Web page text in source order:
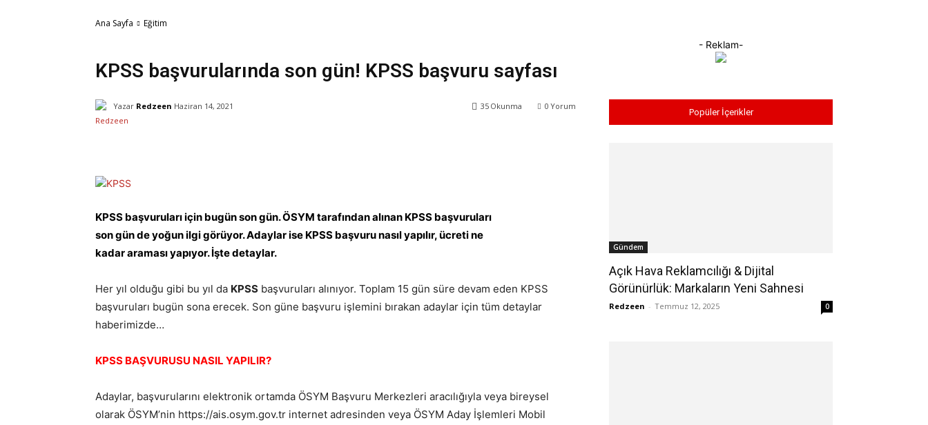
Ana Sayfa Eğitim
KPSS başvurularında son gün! KPSS başvuru sayfası
Yazar Redzeen Haziran 14, 2021 0 Yorum
35 Okunma
KPSS başvuruları için bugün son gün. ÖSYM tarafından alınan KPSS başvuruları
son gün de yoğun ilgi görüyor. Adaylar ise KPSS başvuru nasıl yapılır, ücreti ne
kadar araması yapıyor. İşte detaylar.
Her yıl olduğu gibi bu yıl da KPSS başvuruları alınıyor. Toplam 15 gün süre devam eden KPSS
başvuruları bugün sona erecek. Son güne başvuru işlemini bırakan adaylar için tüm detaylar
haberimizde…
KPSS BAŞVURUSU NASIL YAPILIR?
Adaylar, başvurularını elektronik ortamda ÖSYM Başvuru Merkezleri aracılığıyla veya bireysel
olarak ÖSYM’nin https://ais.osym.gov.tr internet adresinden veya ÖSYM Aday İşlemleri Mobil
- Reklam-
Popüler İçerikler
Gündem
Açık Hava Reklamcılığı & Dijital
Görünürlük: Markaların Yeni Sahnesi
Redzeen - Temmuz 12, 2025 0